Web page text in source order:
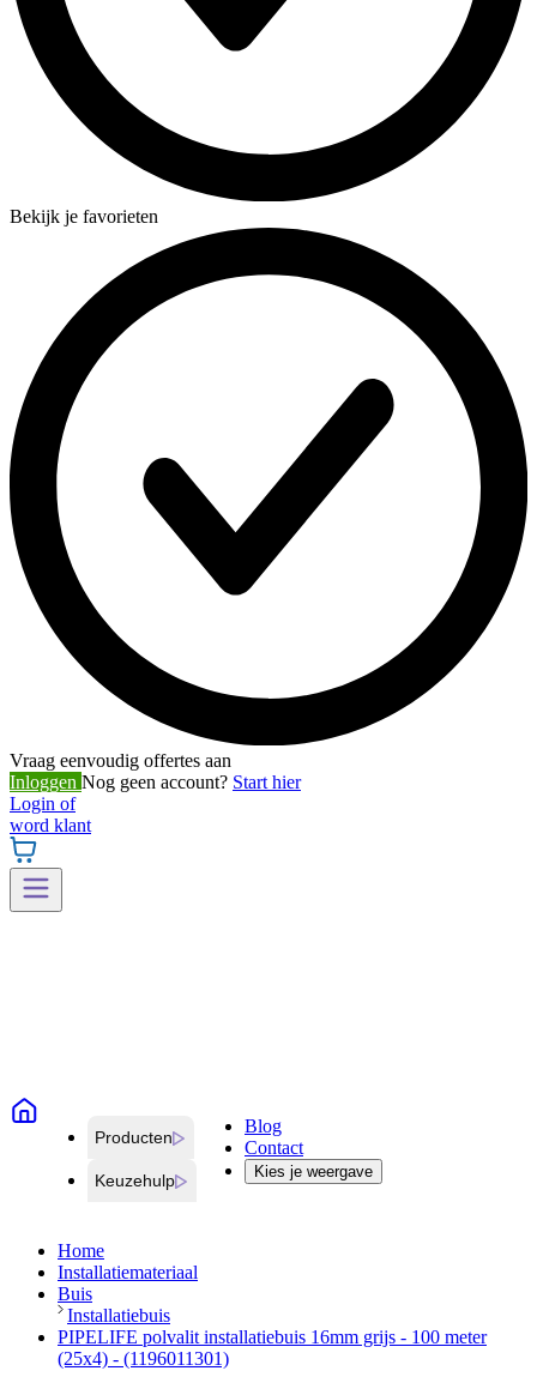
Bekijk je favorieten
Vraag eenvoudig offertes aan
Inloggen Nog geen account? Start hier
Login of
word klant
Producten
Keuzehulp
Blog
Contact
Kies je weergave
Home
Installatiemateriaal
Buis
Installatiebuis
PIPELIFE polvalit installatiebuis 16mm grijs - 100 meter
(25x4) - (1196011301)